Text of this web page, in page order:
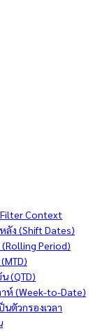
Filter Context
ลัง (Shift Dates)
(Rolling Period)
(QTD)
ห์ (Week-to-Date)
นตัวกรองเวลา